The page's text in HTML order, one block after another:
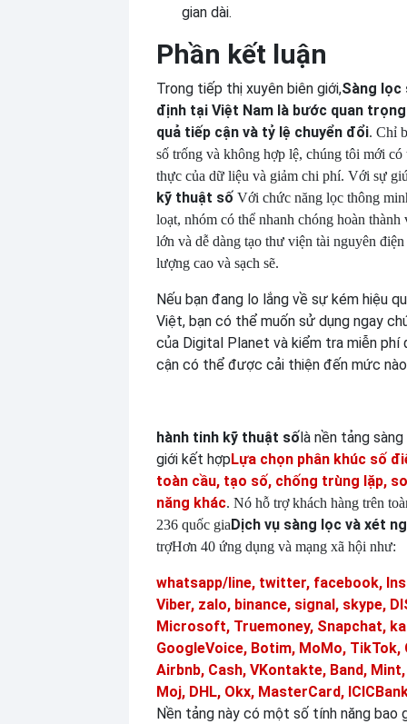
gian dài.
Phần kết luận
Trong tiếp thị xuyên biên giới,Sàng lọc
định tại Việt Nam là bước quan
quả tiếp cận và tỷ lệ chuyển đổi. Chỉ
số trống và không hợp lệ, chúng tôi mới có
thực của dữ liệu và giảm chi phí. Với sự
kỹ thuật số Với chức năng lọc thông
loạt, nhóm có thể nhanh chóng hoàn
lớn và dễ dàng tạo thư viện tài nguyên
lượng cao và sạch sẽ.
Nếu bạn đang lo lắng về sự kém hiệu
Việt, bạn có thể muốn sử dụng ngay
của Digital Planet và kiểm tra miễn
cận có thể được cải thiện đến mức
hành tinh kỹ thuật sốlà nền tảng
giới kết hợpLựa chọn phân khúc số
toàn cầu, tạo số, chống trùng lặp,
năng khác. Nó hỗ trợ khách hàng trên
236 quốc giaDịch vụ sàng lọc và xét
trợHơn 40 ứng dụng và mạng xã hội như:
whatsapp/line, twitter, facebook,
Viber, zalo, binance, signal, skype,
Microsoft, Truemoney, Snapchat,
GoogleVoice, Botim, MoMo, TikTok,
Airbnb, Cash, VKontakte, Band,
Moj, DHL, Okx, MasterCard,
Nền tảng này có một số tính năng bao